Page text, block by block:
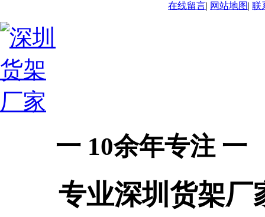
在线留言| 网站地图| 联
一 10余年专注 一
专业深圳货架厂